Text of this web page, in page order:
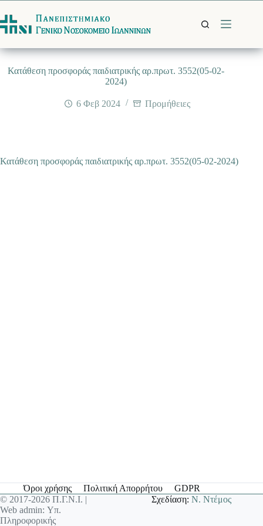
στο
περιεχόμενο
Κατάθεση προσφοράς παιδιατρικής αρ.πρωτ. 3552(05-02-
2024)
6 Φεβ 2024 Προμήθειες
Κατάθεση προσφοράς παιδιατρικής αρ.πρωτ. 3552(05-02-2024)
Όροι χρήσης Πολιτική Απορρήτου
GDPR
© 2017-2026 Π.Γ.Ν.Ι. |
Web admin: Υπ.
Πληροφορικής
Σχεδίαση:Ν. Ντέμος